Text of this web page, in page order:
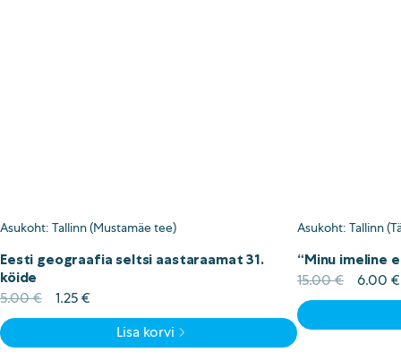
Asukoht: Tallinn (Mustamäe tee)
Eesti geograafia seltsi aastaraamat 31.
köide
5.00€
Algne
hind
5.00 €.
1.25€
price
1.25 €.
Lisa korvi
Asukoht: Tallinn
“Minu imeline
15.00€
Algne
hind
15.00
6.00 €